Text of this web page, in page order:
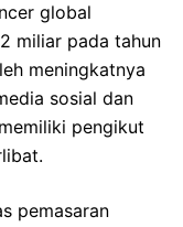
global
miliar pada tahun
meningkatnya
sosial dan
pengikut
pemasaran